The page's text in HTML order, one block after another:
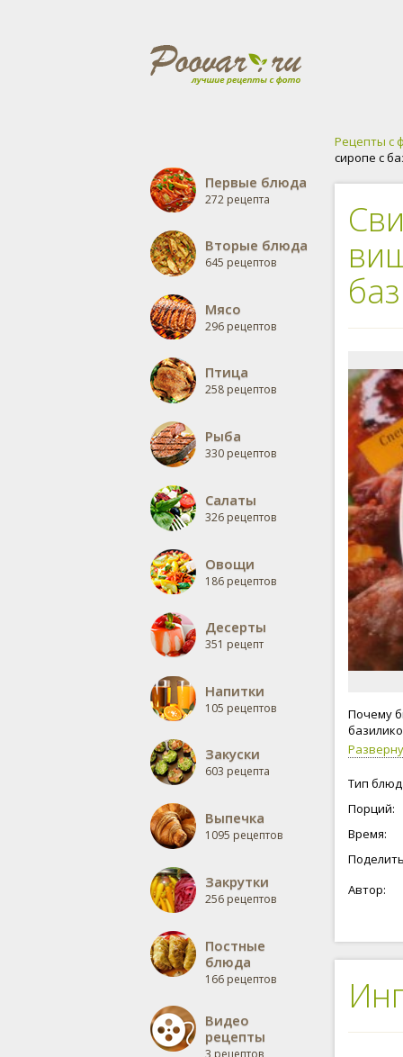
Первые блюда
272 рецепта
Вторые блюда
645 рецептов
Мясо
296 рецептов
Птица
258 рецептов
Рыба
330 рецептов
Салаты
326 рецептов
Овощи
186 рецептов
Десерты
351 рецепт
Напитки
105 рецептов
Закуски
603 рецепта
Выпечка
1095 рецептов
Закрутки
256 рецептов
Постные
блюда
166 рецептов
Видео
рецепты
3 рецептов
Рецепты с
сиропе с
Почему
Тип
Порций:
Время:
Автор: